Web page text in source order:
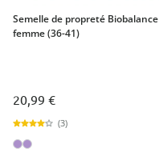
Semelle de propreté Biobalance
femme (36-41)
20,99 €
(3)